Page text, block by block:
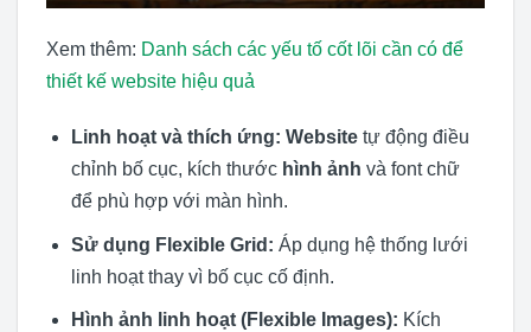
Xem thêm: Danh sách các yếu tố cốt lõi cần có để
thiết kế website hiệu quả
Linh hoạt và thích ứng: Websitetự động điều
chỉnh bố cục, kích thước hình ảnh và font chữ
để phù hợp với màn hình.
Sử dụng Flexible Grid: Áp dụng hệ thống lưới
linh hoạt thay vì bố cục cố định.
Hình ảnh linh hoạt (Flexible Images): Kích